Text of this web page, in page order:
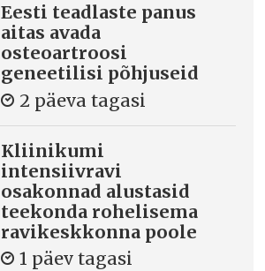
Eesti teadlaste panus
aitas avada
osteoartroosi
geneetilisi põhjuseid
2 päeva tagasi
Kliinikumi
intensiivravi
osakonnad alustasid
teekonda rohelisema
ravikeskkonna poole
1 päev tagasi